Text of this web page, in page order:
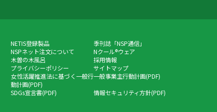
NETIS登録製品
季刊誌「NSP通信」
NSPネット注文について
Nクール®ウェア
木曽の木風呂
採用情報
プライバシーポリシー
サイトマップ
女性活躍推進法に基づく一般行
動計画(PDF)
一般事業主行動計画(PDF)
SDGs宣言書(PDF)
情報セキュリティ方針(PDF)